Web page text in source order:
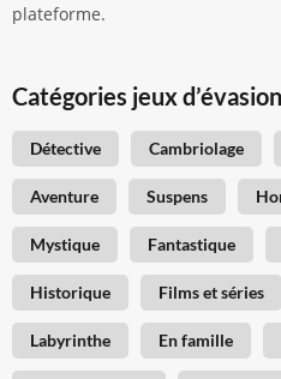
plateforme.
Catégories jeux d’évasion
Détective Cambriolage
Aventure Suspens
Mystique Fantastique
Historique Films et séries
Labyrinthe En famille